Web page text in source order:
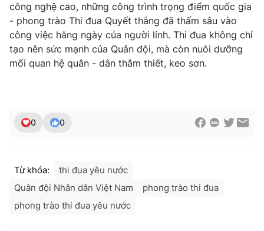
công nghệ cao, những công trình trọng điểm quốc gia
- phong trào Thi đua Quyết thắng đã thấm sâu vào
công việc hằng ngày của người lính. Thi đua không chỉ
tạo nên sức mạnh của Quân đội, mà còn nuôi dưỡng
mối quan hệ quân - dân thắm thiết, keo sơn.
0 0
Từ khóa:
thi đua yêu nước
Quân đội Nhân dân Việt Nam
phong trào thi đua
phong trào thi đua yêu nước